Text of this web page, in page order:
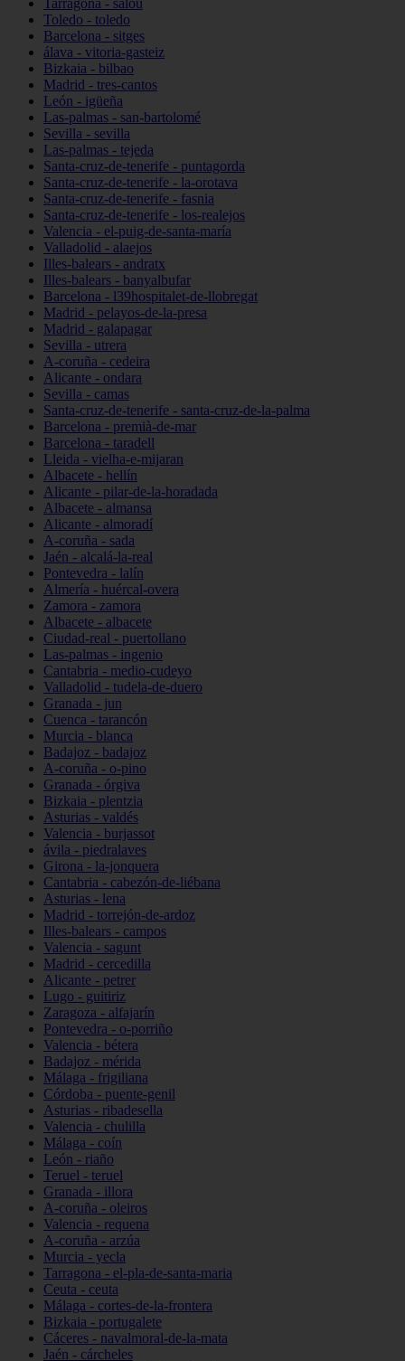
Tarragona - salou
Toledo - toledo
Barcelona - sitges
álava - vitoria-gasteiz
Bizkaia - bilbao
Madrid - tres-cantos
León - igüeña
Las-palmas - san-bartolomé
Sevilla - sevilla
Las-palmas - tejeda
Santa-cruz-de-tenerife - puntagorda
Santa-cruz-de-tenerife - la-orotava
Santa-cruz-de-tenerife - fasnia
Santa-cruz-de-tenerife - los-realejos
Valencia - el-puig-de-santa-maría
Valladolid - alaejos
Illes-balears - andratx
Illes-balears - banyalbufar
Barcelona - l39hospitalet-de-llobregat
Madrid - pelayos-de-la-presa
Madrid - galapagar
Sevilla - utrera
A-coruña - cedeira
Alicante - ondara
Sevilla - camas
Santa-cruz-de-tenerife - santa-cruz-de-la-palma
Barcelona - premià-de-mar
Barcelona - taradell
Lleida - vielha-e-mijaran
Albacete - hellín
Alicante - pilar-de-la-horadada
Albacete - almansa
Alicante - almoradí
A-coruña - sada
Jaén - alcalá-la-real
Pontevedra - lalín
Almería - huércal-overa
Zamora - zamora
Albacete - albacete
Ciudad-real - puertollano
Las-palmas - ingenio
Cantabria - medio-cudeyo
Valladolid - tudela-de-duero
Granada - jun
Cuenca - tarancón
Murcia - blanca
Badajoz - badajoz
A-coruña - o-pino
Granada - órgiva
Bizkaia - plentzia
Asturias - valdés
Valencia - burjassot
ávila - piedralaves
Girona - la-jonquera
Cantabria - cabezón-de-liébana
Asturias - lena
Madrid - torrejón-de-ardoz
Illes-balears - campos
Valencia - sagunt
Madrid - cercedilla
Alicante - petrer
Lugo - guitiriz
Zaragoza - alfajarín
Pontevedra - o-porriño
Valencia - bétera
Badajoz - mérida
Málaga - frigiliana
Córdoba - puente-genil
Asturias - ribadesella
Valencia - chulilla
Málaga - coín
León - riaño
Teruel - teruel
Granada - illora
A-coruña - oleiros
Valencia - requena
A-coruña - arzúa
Murcia - yecla
Tarragona - el-pla-de-santa-maria
Ceuta - ceuta
Málaga - cortes-de-la-frontera
Bizkaia - portugalete
Cáceres - navalmoral-de-la-mata
Jaén - cárcheles